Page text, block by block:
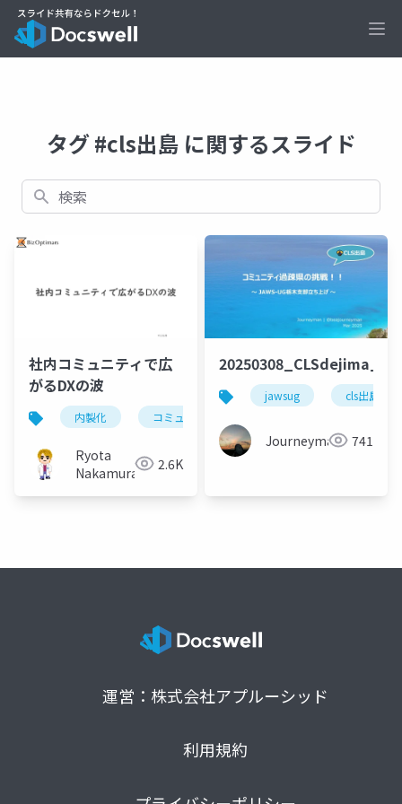
タグ #cls出島 に関するスライド
検索
社内コミュニティで広
がるDXの波
内製化 コミュニティマーケティング
Ryota
Nakamura
2.6K
jawsug cls出島
Journeyman 741
運営：株式会社アプルーシッド
利用規約